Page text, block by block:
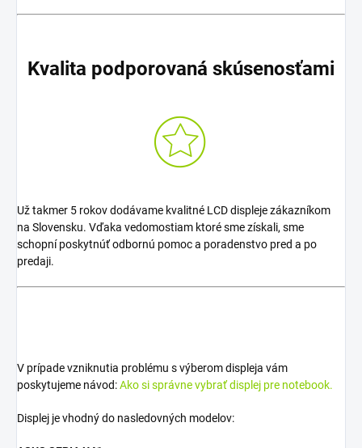
Kvalita podporovaná skúsenosťami
Už takmer 5 rokov dodávame kvalitné LCD displeje zákazníkom
na Slovensku. Vďaka vedomostiam ktoré sme získali, sme
schopní poskytnúť odbornú pomoc a poradenstvo pred a po
predaji.
V prípade vzniknutia problému s výberom displeja vám
poskytujeme návod:Ako si správne vybrať displej pre notebook.
Displej je vhodný do nasledovných modelov: